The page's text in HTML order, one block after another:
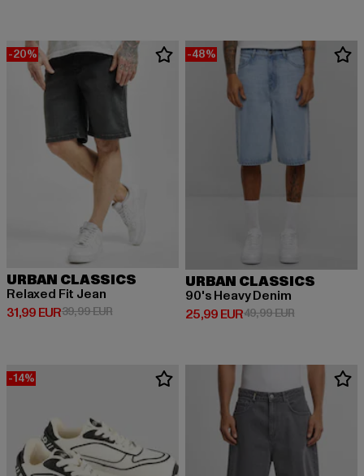
-20%
URBAN CLASSICS
Relaxed Fit Jean
31,99 EUR
Derzeitiger Preis: 31,99 EUR
39,99 EURAktionspreis: 39,99 EUR
-48%
URBAN CLASSICS
90's Heavy Denim
25,99 EUR
Derzeitiger Preis: 25,99 EUR
49,99 EURAktionspreis:
-14%